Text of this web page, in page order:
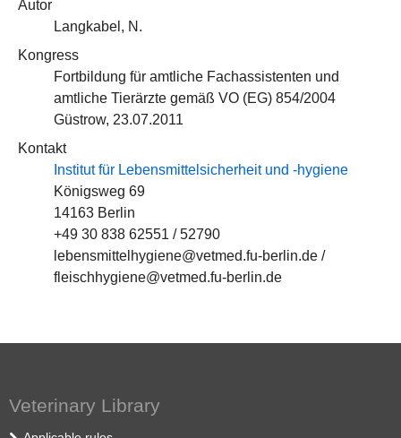
Autor
Langkabel, N.
Kongress
Fortbildung für amtliche Fachassistenten und
amtliche Tierärzte gemäß VO (EG) 854/2004
Güstrow, 23.07.2011
Kontakt
Institut für Lebensmittelsicherheit und -hygiene
Königsweg 69
14163 Berlin
+49 30 838 62551 / 52790
lebensmittelhygiene@vetmed.fu-berlin.de /
fleischhygiene@vetmed.fu-berlin.de
Veterinary Library